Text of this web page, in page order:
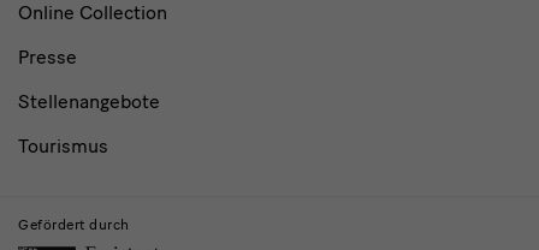
Online Collection
Presse
Stellenangebote
Tourismus
Gefördert durch